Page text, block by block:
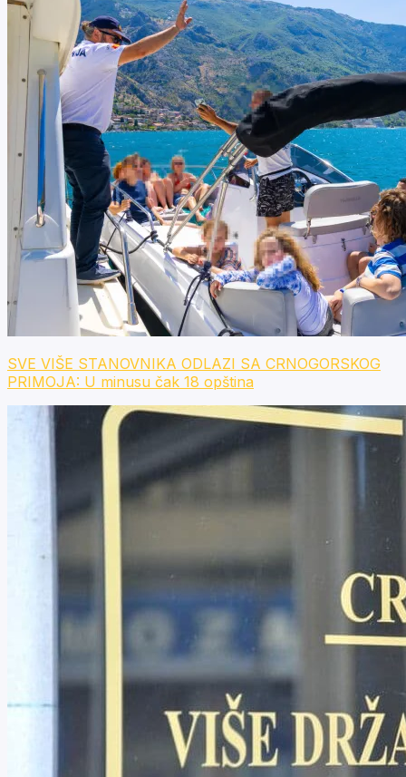
SVE VIŠE STANOVNIKA ODLAZI SA CRNOGORSKOG
PRIMOJA: U minusu čak 18 opština